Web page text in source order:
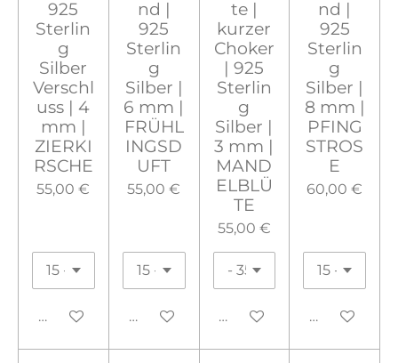
925
Sterlin
g
Silber
Verschl
uss | 4
mm |
ZIERKI
RSCHE
55,00 €
In den Warenkorb
nd |
925
Sterlin
g
Silber |
6 mm |
FRÜHL
INGSD
UFT
55,00 €
In den Warenkorb
te |
kurzer
Choker
| 925
Sterlin
g
Silber |
3 mm |
MAND
ELBLÜ
TE
55,00 €
In den Warenkorb
nd |
925
Sterlin
g
Silber |
8 mm |
PFING
STROS
E
60,00 €
In den